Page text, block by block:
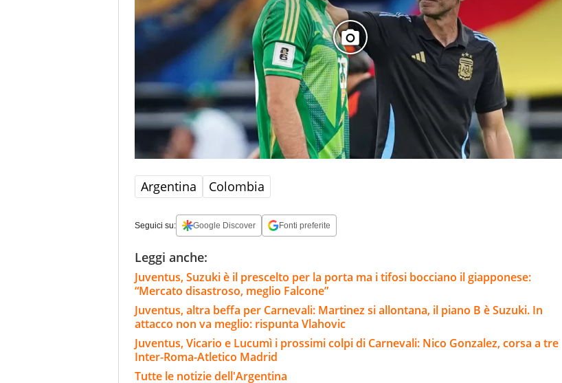
Argentina Colombia
Seguici su: Google Discover Fonti preferite
Leggi anche:
Juventus, Suzuki è il prescelto per la porta ma i tifosi bocciano il giapponese:
“Mercato disastroso, meglio Falcone”
Juventus, altra beffa per Carnevali: Martinez si allontana, il piano B è Suzuki. In
attacco non va meglio: rispunta Vlahovic
Juventus, Vicario e Lucumì i prossimi colpi di Carnevali: Nico Gonzalez, corsa a tre
Inter-Roma-Atletico Madrid
Tutte le notizie dell'Argentina